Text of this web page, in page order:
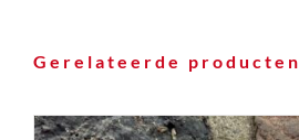
Gerelateerde producten